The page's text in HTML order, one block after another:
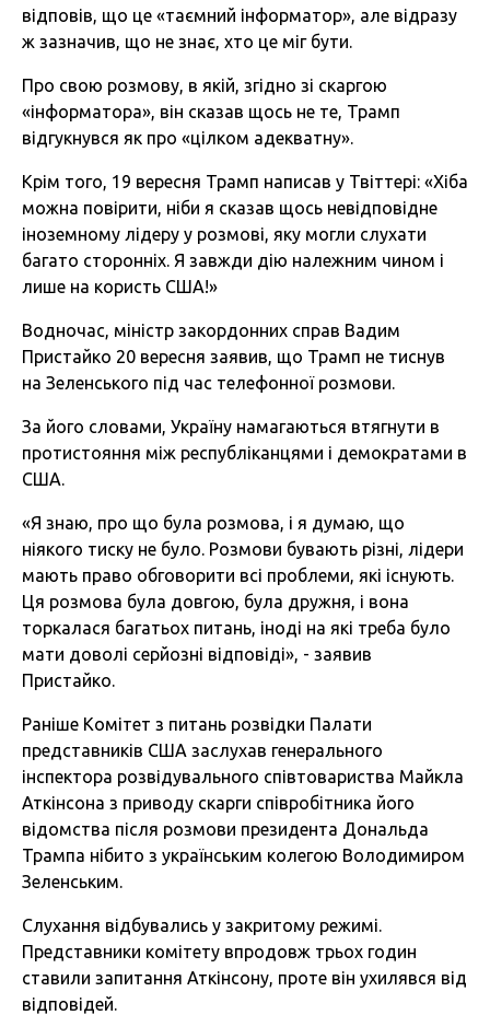
відповів, що це «таємний інформатор», але відразу
ж зазначив, що не знає, хто це міг бути.
Про свою розмову, в якій, згідно зі скаргою
«інформатора», він сказав щось не те, Трамп
відгукнувся як про «цілком адекватну».
Крім того, 19 вересня Трамп написав у Твіттері: «Хіба
можна повірити, ніби я сказав щось невідповідне
іноземному лідеру у розмові, яку могли слухати
багато сторонніх. Я завжди дію належним чином і
лише на користь США!»
Водночас, міністр закордонних справ Вадим
Пристайко 20 вересня заявив, що Трамп не тиснув
на Зеленського під час телефонної розмови.
За його словами, Україну намагаються втягнути в
протистояння між республіканцями і демократами в
США.
«Я знаю, про що була розмова, і я думаю, що
ніякого тиску не було. Розмови бувають різні, лідери
мають право обговорити всі проблеми, які існують.
Ця розмова була довгою, була дружня, і вона
торкалася багатьох питань, іноді на які треба було
мати доволі серйозні відповіді», - заявив
Пристайко.
Раніше Комітет з питань розвідки Палати
представників США заслухав генерального
інспектора розвідувального співтовариства Майкла
Аткінсона з приводу скарги співробітника його
відомства після розмови президента Дональда
Трампа нібито з українським колегою Володимиром
Зеленським.
Слухання відбувались у закритому режимі.
Представники комітету впродовж трьох годин
ставили запитання Аткінсону, проте він ухилявся від
відповідей.